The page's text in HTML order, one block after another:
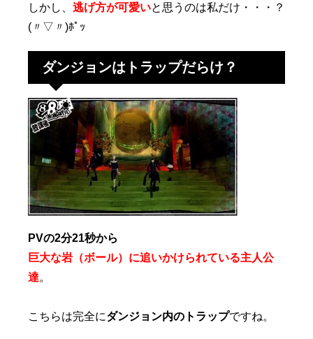
しかし、 逃げ方が可愛いと思うのは私だけ・・・？
(〃▽〃)ﾎﾟｯ
ダンジョンはトラップだらけ？
PVの2分21秒から
巨大な岩（ボール）に追いかけられている主人公
達。
こちらは完全にダンジョン内のトラップですね。